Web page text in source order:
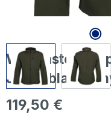
Wellensteyn
Jacke
Regulärer Preis:
119,50 €